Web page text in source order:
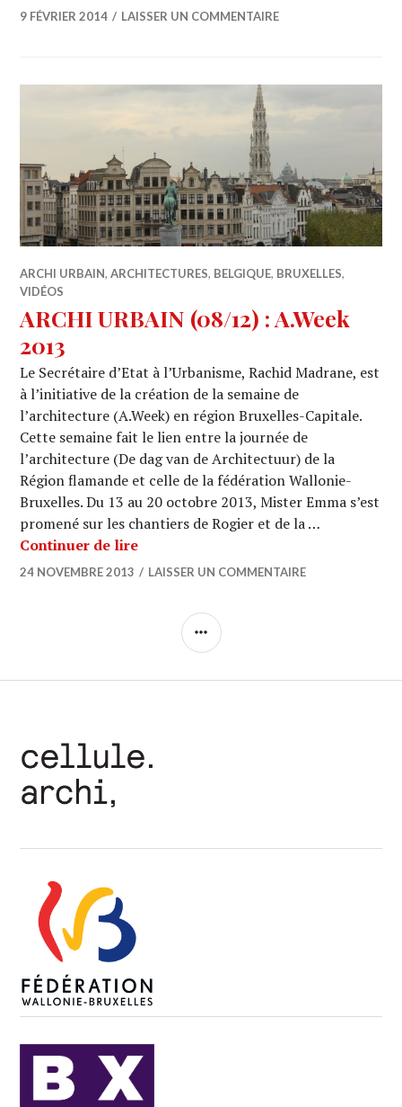
9 FÉVRIER 2014 LAISSER UN COMMENTAIRE
ARCHI URBAIN,ARCHITECTURES, BELGIQUE, BRUXELLES,
VIDÉOS
ARCHI URBAIN (08/12) : A.Week
2013
Le Secrétaire d’Etat à l’Urbanisme, Rachid Madrane, est
à l’initiative de la création de la semaine de
l’architecture (A.Week) en région Bruxelles-Capitale.
Cette semaine fait le lien entre la journée de
l’architecture (De dag van de Architectuur) de la
Région flamande et celle de la fédération Wallonie-
Bruxelles. Du 13 au 20 octobre 2013, Mister Emma s’est
promené sur les chantiers de Rogier et de la …
Continuer de lireARCHI URBAIN (08/12) : A.Week 2013
24 NOVEMBRE 2013 LAISSER UN COMMENTAIRE
COLONNE